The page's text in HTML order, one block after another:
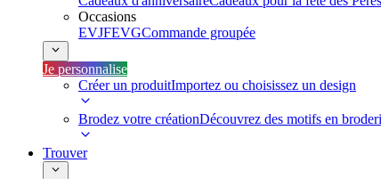
Occasions
EVJFEVGCommande groupée
Je personnalise
Créer un produitImportez ou choisissez un design
Brodez votre créationDécouvrez des motifs en
Trouver